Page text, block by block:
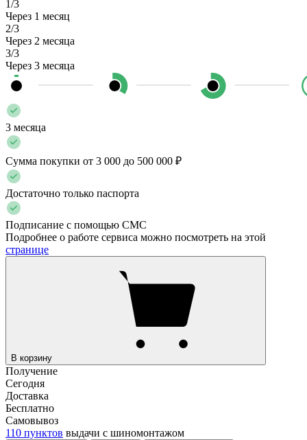
1/3
Через 1 месяц
2/3
Через 2 месяца
3/3
Через 3 месяца
3 месяца
Сумма покупки от 3 000 до 500 000 ₽
Достаточно только паспорта
Подписание с помощью СМС
Подробнее о работе сервиса можно посмотреть на этой
странице
В корзину
Получение
Сегодня
Доставка
Бесплатно
Самовывоз
110 пунктов выдачи с шиномонтажом